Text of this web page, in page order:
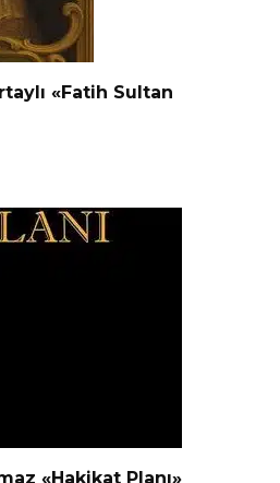
«Fatih Sultan
«Hakikat Planı»